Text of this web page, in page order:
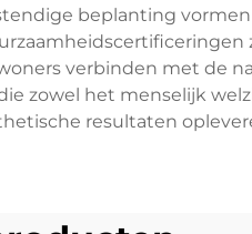
beplanting
verbinden met de
zowel het menselijk
resultaten